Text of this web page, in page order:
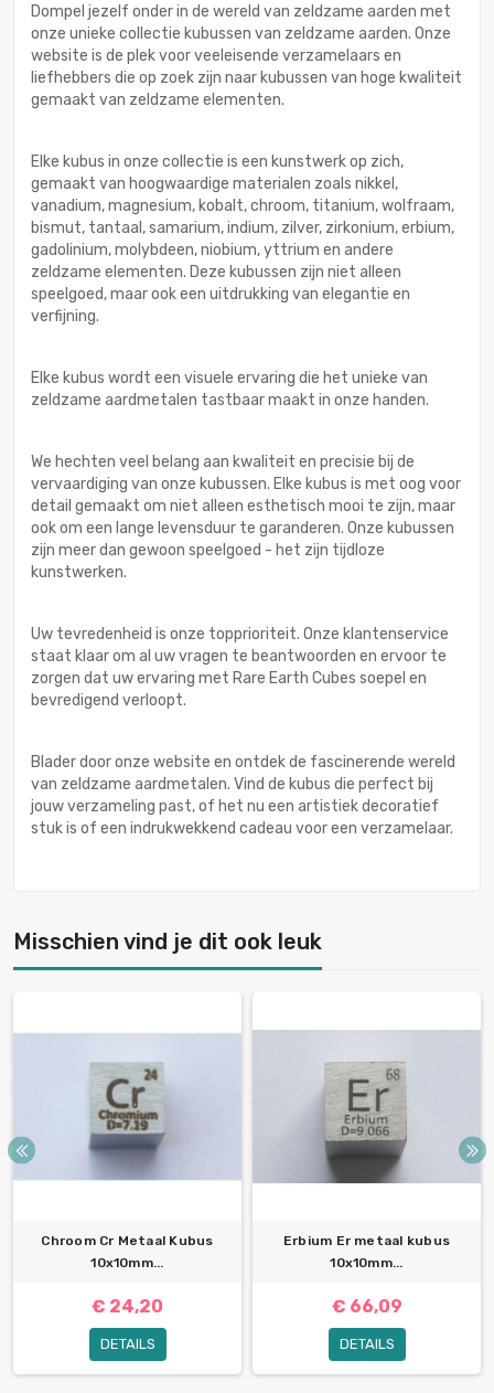
Dompel jezelf onder in de wereld van zeldzame aarden met
onze unieke collectie kubussen van zeldzame aarden. Onze
website is de plek voor veeleisende verzamelaars en
liefhebbers die op zoek zijn naar kubussen van hoge kwaliteit
gemaakt van zeldzame elementen.
Elke kubus in onze collectie is een kunstwerk op zich,
gemaakt van hoogwaardige materialen zoals nikkel,
vanadium, magnesium, kobalt, chroom, titanium, wolfraam,
bismut, tantaal, samarium, indium, zilver, zirkonium, erbium,
gadolinium, molybdeen, niobium, yttrium en andere
zeldzame elementen. Deze kubussen zijn niet alleen
speelgoed, maar ook een uitdrukking van elegantie en
verfijning.
Elke kubus wordt een visuele ervaring die het unieke van
zeldzame aardmetalen tastbaar maakt in onze handen.
We hechten veel belang aan kwaliteit en precisie bij de
vervaardiging van onze kubussen. Elke kubus is met oog voor
detail gemaakt om niet alleen esthetisch mooi te zijn, maar
ook om een lange levensduur te garanderen. Onze kubussen
zijn meer dan gewoon speelgoed - het zijn tijdloze
kunstwerken.
Uw tevredenheid is onze topprioriteit. Onze klantenservice
staat klaar om al uw vragen te beantwoorden en ervoor te
zorgen dat uw ervaring met Rare Earth Cubes soepel en
bevredigend verloopt.
Blader door onze website en ontdek de fascinerende wereld
van zeldzame aardmetalen. Vind de kubus die perfect bij
jouw verzameling past, of het nu een artistiek decoratief
stuk is of een indrukwekkend cadeau voor een verzamelaar.
Misschien vind je dit ook leuk
Chroom Cr Metaal Kubus
10x10mm...
€ 24,20
DETAILS
Erbium Er metaal kubus
10x10mm...
€ 66,09
DETAILS